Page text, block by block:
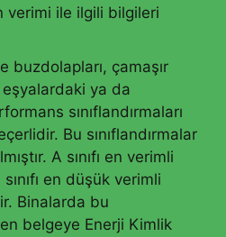
verimi ile ilgili bilgileri
buzdolapları, çamaşır
ya da
sınıflandırmaları
Bu sınıflandırmalar
A sınıfı en verimli
en düşük verimli
Binalarda bu
belgeye Enerji Kimlik